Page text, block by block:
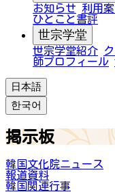
お知らせ 利用
ひとこと書評
世宗学堂
世宗学堂紹介
師プロフィール
日本語
한국어
掲示板
韓国文化院ニュース
報道資料
韓国関連行事